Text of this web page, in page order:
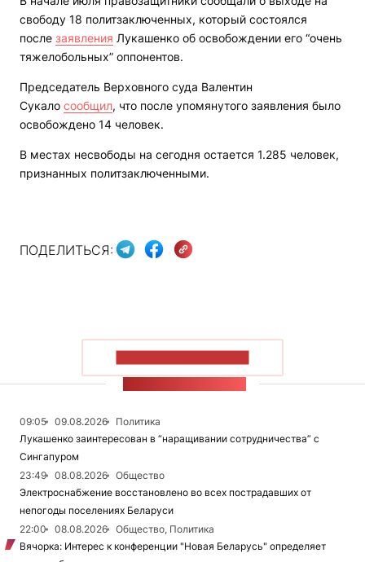
свободу 18 политзаключенных, который состоялся
после заявления Лукашенко об освобождении его “очень
тяжелобольных” оппонентов.
Председатель Верховного суда Валентин
Сукало сообщил, что после упомянутого заявления было
освобождено 14 человек.
В местах несвободы на сегодня остается 1.285 человек,
признанных политзаключенными.
ПОДЕЛИТЬСЯ:
09:05 09.08.2026
Политика
Лукашенко заинтересован в “наращивании сотрудничества” с
Сингапуром
23:49
08.08.2026
Общество
Электроснабжение восстановлено во всех пострадавших от
непогоды поселениях Беларуси
22:00
08.08.2026
Общество, Политика
Вячорка: Интерес к конференции "Новая Беларусь" определяет